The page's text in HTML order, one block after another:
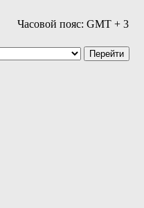
Часовой пояс: GMT + 3